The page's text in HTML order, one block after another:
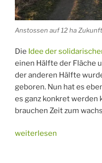
Anstossen auf 12 ha
Die Idee der
einen Hälfte der Fläche
der anderen Hälfte
geboren. Nun hat es
es ganz konkret werden
brauchen Zeit zum
„12
weiterlesen